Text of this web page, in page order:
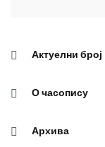
Актуелни број
О часопису
Архива